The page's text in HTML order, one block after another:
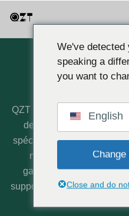
À
QZT est un fabricant
de caméras espion
spécialisés dans les
mini DVR et les
garantissant une qualité
support local dédié
We've detected
speaking a
you want to
English
Close and do